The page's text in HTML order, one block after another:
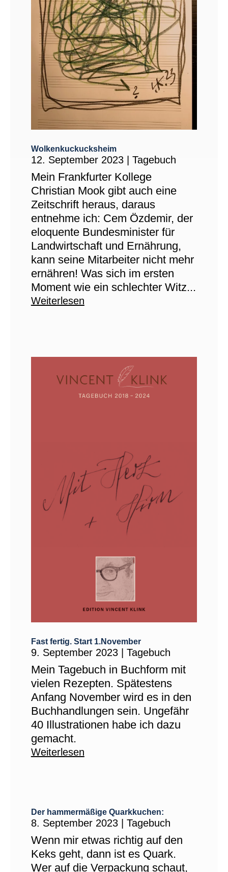
Wolkenkuckucksheim
12. September 2023| Tagebuch
Mein Frankfurter Kollege
Christian Mook gibt auch eine
Zeitschrift heraus, daraus
entnehme ich: Cem Özdemir, der
eloquente Bundesminister für
Landwirtschaft und Ernährung,
kann seine Mitarbeiter nicht mehr
ernähren! Was sich im ersten
Moment wie ein schlechter Witz...
Weiterlesen
Fast fertig. Start 1.November
9. September 2023| Tagebuch
Mein Tagebuch in Buchform mit
vielen Rezepten. Spätestens
Anfang November wird es in den
Buchhandlungen sein. Ungefähr
40 Illustrationen habe ich dazu
gemacht.
Weiterlesen
Der hammermäßige Quarkkuchen:
8. September 2023| Tagebuch
Wenn mir etwas richtig auf den
Keks geht, dann ist es Quark.
Wer auf die Verpackung schaut,